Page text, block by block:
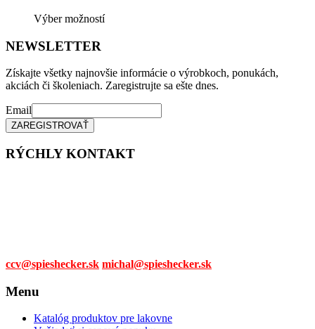
môžete
vybrať
Výber možnostíTento
variantov.
Možnosti
môžete
vybrať
produktu.
NEWSLETTER
Získajte všetky najnovšie informácie o výrobkoch, ponukách,
akciách či školeniach. Zaregistrujte sa ešte dnes.
Email
RÝCHLY KONTAKT
ccv@spieshecker.sk michal@spieshecker.sk
Menu
Katalóg produktov pre lakovne